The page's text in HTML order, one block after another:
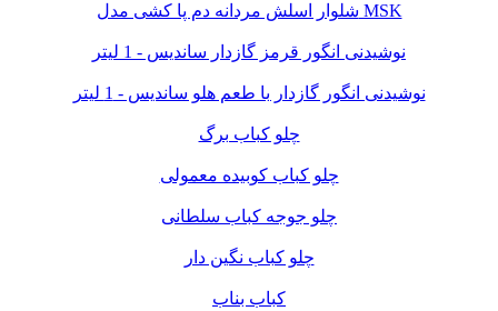
شلوار اسلش مردانه دم پا کشی مدل MSK
نوشیدنی انگور قرمز گازدار ساندیس - 1 لیتر
نوشیدنی انگور گازدار با طعم هلو ساندیس - 1 لیتر
چلو کباب برگ
چلو کباب کوبیده معمولی
چلو جوجه کباب سلطانی
چلو کباب نگین دار
کباب بناب